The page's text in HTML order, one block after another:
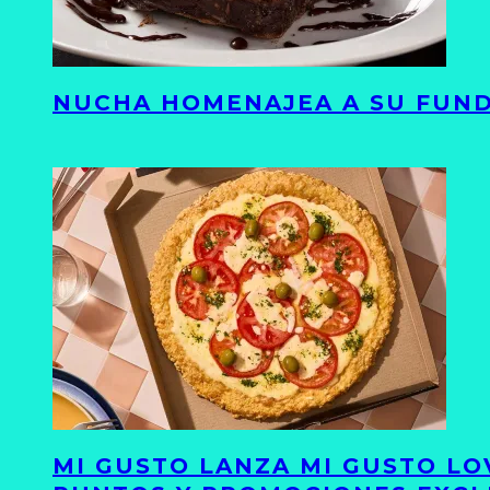
NUCHA HOMENAJEA A SU
MI GUSTO LANZA MI GUSTO